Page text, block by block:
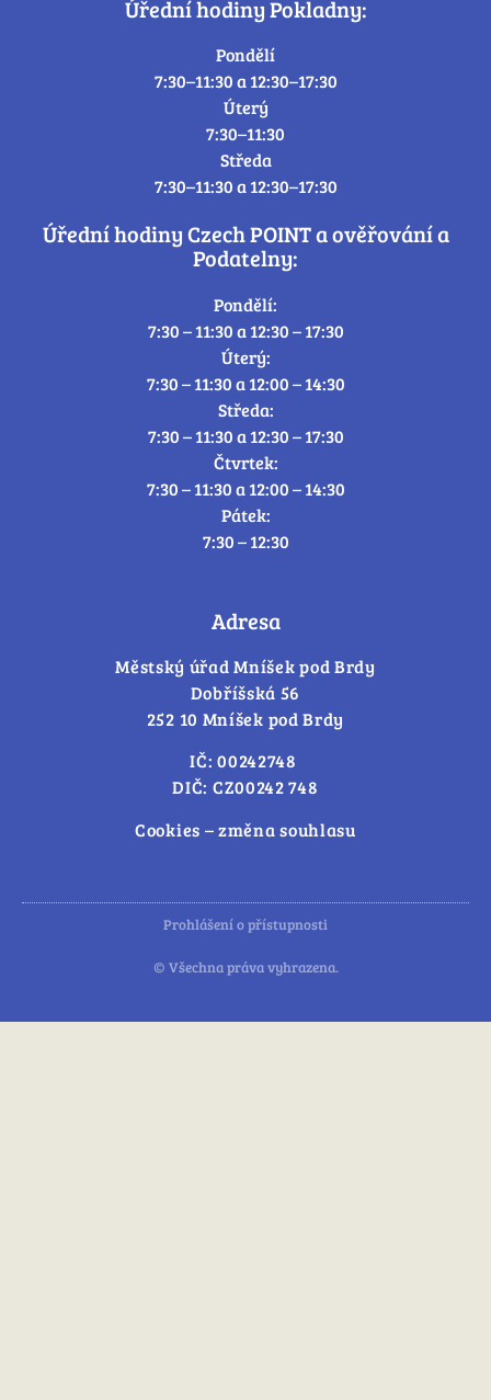
Úřední hodiny Pokladny:
Pondělí
7:30–11:30 a 12:30–17:30
Úterý
7:30–11:30
Středa
7:30–11:30 a 12:30–17:30
Úřední hodiny Czech POINT a ověřování a
Podatelny:
Pondělí:
7:30 – 11:30 a 12:30 – 17:30
Úterý:
7:30 – 11:30 a 12:00 – 14:30
Středa:
7:30 – 11:30 a 12:30 – 17:30
Čtvrtek:
7:30 – 11:30 a 12:00 – 14:30
Pátek:
7:30 – 12:30
Adresa
Městský úřad Mníšek pod Brdy
Dobříšská 56
252 10 Mníšek pod Brdy
IČ: 00242748
DIČ: CZ00242 748
Cookies – změna souhlasu
Prohlášení o přístupnosti
© Všechna práva vyhrazena.